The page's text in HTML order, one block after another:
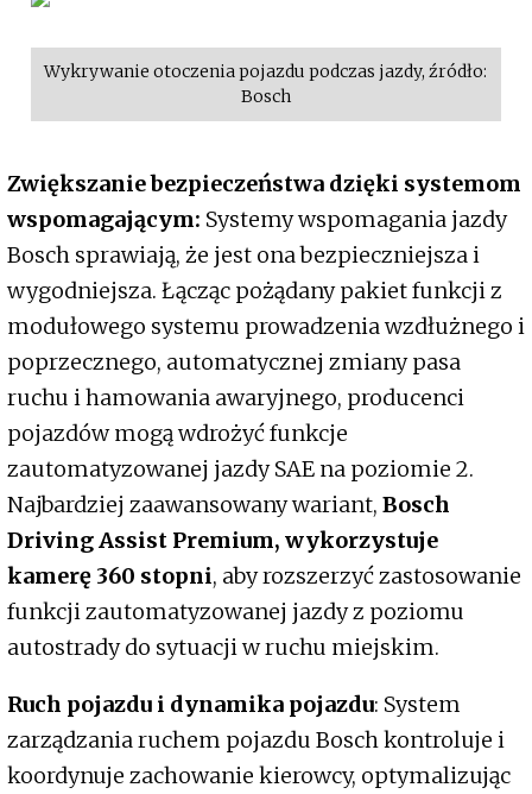
Wykrywanie otoczenia pojazdu podczas jazdy, źródło:
Bosch
Zwiększanie bezpieczeństwa dzięki systemom
wspomagającym: Systemy wspomagania jazdy
Bosch sprawiają, że jest ona bezpieczniejsza i
wygodniejsza. Łącząc pożądany pakiet funkcji z
modułowego systemu prowadzenia wzdłużnego i
poprzecznego, automatycznej zmiany pasa
ruchu i hamowania awaryjnego, producenci
pojazdów mogą wdrożyć funkcje
zautomatyzowanej jazdy SAE na poziomie 2.
Najbardziej zaawansowany wariant, Bosch
Driving Assist Premium, wykorzystuje
kamerę 360 stopni, aby rozszerzyć zastosowanie
funkcji zautomatyzowanej jazdy z poziomu
autostrady do sytuacji w ruchu miejskim.
Ruch pojazdu i dynamika pojazdu: System
zarządzania ruchem pojazdu Bosch kontroluje i
koordynuje zachowanie kierowcy, optymalizując